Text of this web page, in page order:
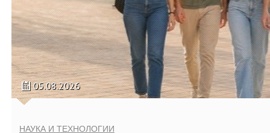
05.08.2026
НАУКА И ТЕХНОЛОГИИ